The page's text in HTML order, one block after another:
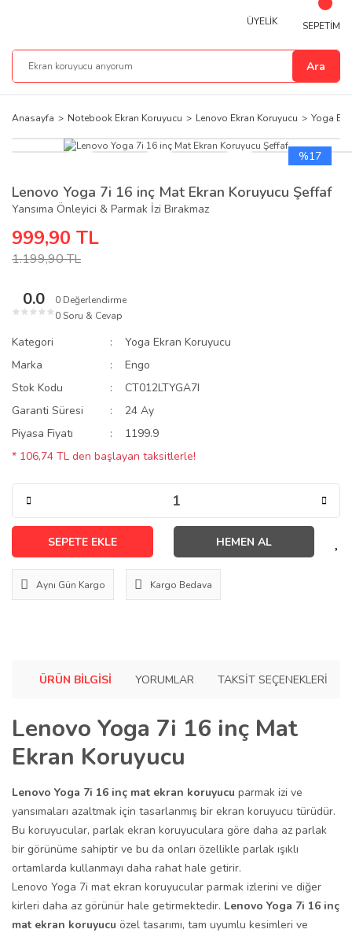
Ara
ÜYELİK SEPETİM
Anasayfa Notebook Ekran Koruyucu Lenovo Ekran Koruyucu Yoga
%17
Lenovo Yoga 7i 16 inç Mat Ekran Koruyucu Şeffaf
Yansıma Önleyici & Parmak İzi Bırakmaz
999,90 TL
1.199,90 TL
0.0
★ ★ ★ ★ ★
0 Değerlendirme
0 Soru & Cevap
Kategori
Yoga Ekran Koruyucu
Marka
Engo
Stok Kodu
CT012LTYGA7I
Garanti Süresi
24 Ay
Piyasa Fiyatı
1199.9
* 106,74 TL den başlayan taksitlerle!
SEPETE EKLE HEMEN AL
Aynı Gün Kargo Kargo Bedava
ÜRÜN BILGISI YORUMLAR TAKSIT SEÇENEKLERI
Lenovo Yoga 7i 16 inç Mat
Ekran Koruyucu
Lenovo Yoga 7i 16 inç mat ekran koruyucu parmak izi ve
yansımaları azaltmak için tasarlanmış bir ekran koruyucu türüdür.
Bu koruyucular, parlak ekran koruyuculara göre daha az parlak
bir görünüme sahiptir ve bu da onları özellikle parlak ışıklı
ortamlarda kullanmayı daha rahat hale getirir.
Lenovo Yoga 7i mat ekran koruyucular parmak izlerini ve diğer
kirleri daha az görünür hale getirmektedir. Lenovo Yoga 7i 16 inç
mat ekran koruyucu özel tasarımı, tam uyumlu kesimleri ve